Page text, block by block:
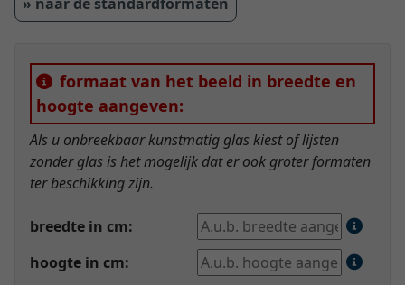
formaat van het beeld in breedte en
hoogte aangeven:
Als u onbreekbaar kunstmatig glas kiest of lijsten
zonder glas is het mogelijk dat er ook groter formaten
ter beschikking zijn.
breedte in cm:
hoogte in cm: